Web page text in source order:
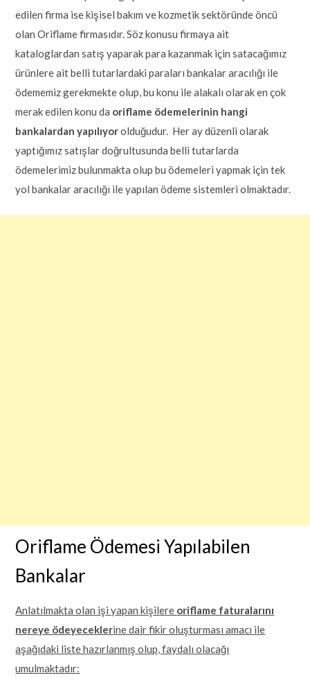
edilen firma ise kişisel bakım ve kozmetik sektöründe öncü
olan Oriflame firmasıdır. Söz konusu firmaya ait
kataloglardan satış yaparak para kazanmak için satacağımız
ürünlere ait belli tutarlardaki paraları bankalar aracılığı ile
ödememiz gerekmekte olup, bu konu ile alakalı olarak en çok
merak edilen konu da oriflame ödemelerinin hangi
bankalardan yapılıyorolduğudur. Her ay düzenli olarak
yaptığımız satışlar doğrultusunda belli tutarlarda
ödemelerimiz bulunmakta olup bu ödemeleri yapmak için tek
yol bankalar aracılığı ile yapılan ödeme sistemleri olmaktadır.
Oriflame Ödemesi Yapılabilen
Bankalar
Anlatılmakta olan işi yapan kişilere oriflame faturalarını
nereye ödeyeceklerine dair fikir oluşturması amacı ile
aşağıdaki liste hazırlanmış olup, faydalı olacağı
umulmaktadır: